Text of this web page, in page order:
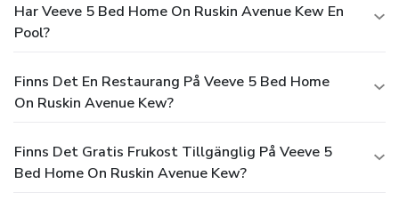
Har Veeve 5 Bed Home On Ruskin Avenue Kew En
Pool?
Finns Det En Restaurang På Veeve 5 Bed Home
On Ruskin Avenue Kew?
Finns Det Gratis Frukost Tillgänglig På Veeve 5
Bed Home On Ruskin Avenue Kew?